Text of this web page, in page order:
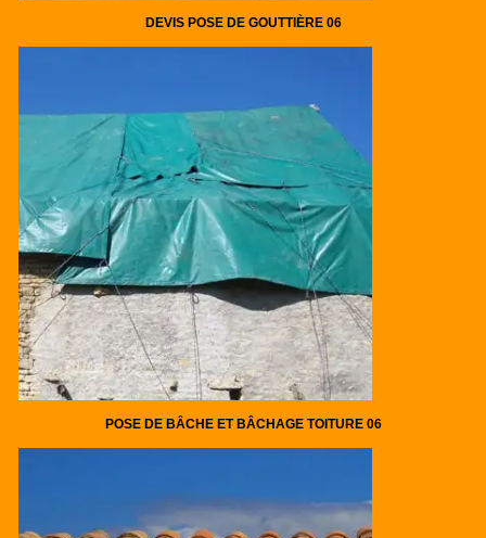
DEVIS POSE DE GOUTTIÈRE 06
POSE DE BÂCHE ET BÂCHAGE TOITURE 06